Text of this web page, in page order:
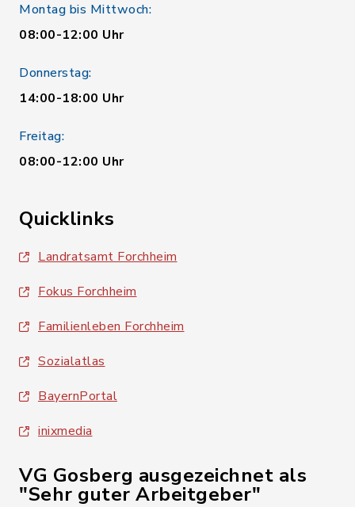
Montag bis Mittwoch:
08:00-12:00 Uhr
Donnerstag:
14:00-18:00 Uhr
Freitag:
08:00-12:00 Uhr
Quicklinks
Landratsamt Forchheim
Fokus Forchheim
Familienleben Forchheim
Sozialatlas
BayernPortal
inixmedia
VG Gosberg ausgezeichnet als
"Sehr guter Arbeitgeber"